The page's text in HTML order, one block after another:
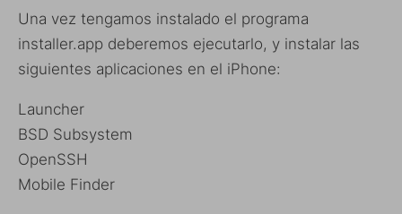
Una vez tengamos instalado el programa
installer.app deberemos ejecutarlo, y instalar las
siguientes aplicaciones en el iPhone:
Launcher
BSD Subsystem
OpenSSH
Mobile Finder